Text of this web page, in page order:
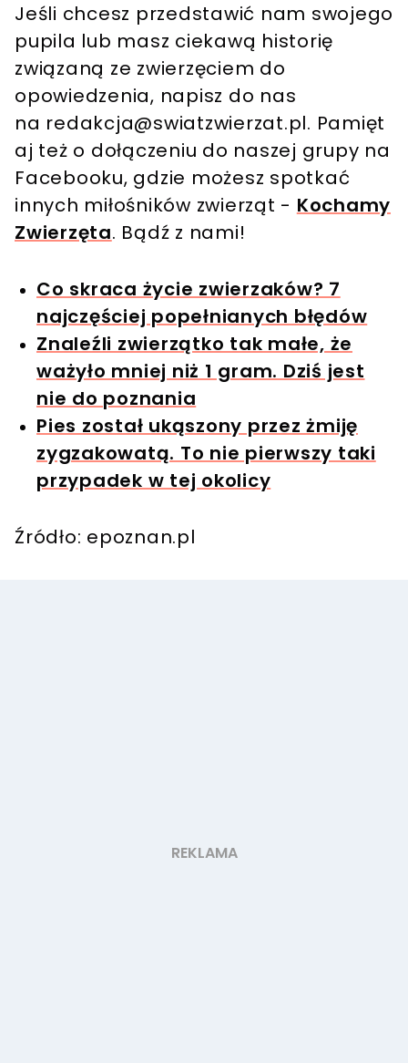
Jeśli chcesz przedstawić nam swojego
pupila lub masz ciekawą historię
związaną ze zwierzęciem do
opowiedzenia, napisz do nas
na redakcja@swiatzwierzat.pl. Pamięt
aj też o dołączeniu do naszej grupy na
Facebooku, gdzie możesz spotkać
innych miłośników zwierząt - Kochamy
Zwierzęta. Bądź z nami!
Co skraca życie zwierzaków? 7
najczęściej popełnianych błędów
Znaleźli zwierzątko tak małe, że
ważyło mniej niż 1 gram. Dziś jest
nie do poznania
Pies został ukąszony przez żmiję
zygzakowatą. To nie pierwszy taki
przypadek w tej okolicy
Źródło: epoznan.pl